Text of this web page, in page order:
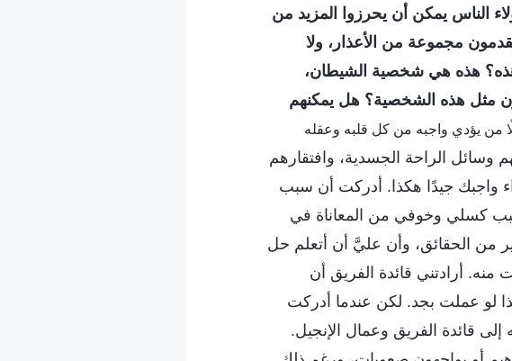
الناس يمكن أن يحرزوا المزيد من
يقدمون مجموعة من الأعذار، ولا
هذه هي شخصية الشيطان،
مثل هذه الشخصية؟ هل يمكنهم
لله إلّا من يؤدي واجبه من كل قلبه وعقله
وسائل الراحة الجسدية، وافتقارهم
واجبك جيدًا هكذا. أدركت أن سبب
كسلي وخوفي من المعاناة في
من الحقائق، وأن عليَّ أن أتعلم حل
منه. أرادتني قائدة الفريق أن
لو عملت بجد. لكن عندما أدركت
قائدة الفريق وعمال الإنجيل.